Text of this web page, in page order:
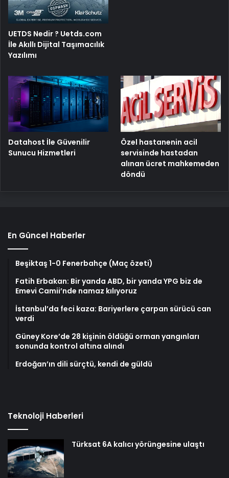
UETDS Nedir ? Uetds.com
İle Akıllı Dijital Taşımacılık
Yazılımı
Datahost İle Güvenilir
Sunucu Hizmetleri
Özel hastanenin acil
servisinde hastadan
alınan ücret mahkemeden
döndü
En Güncel Haberler
Beşiktaş 1-0 Fenerbahçe (Maç özeti)
Fatih Erbakan: Bir yanda ABD, bir yanda YPG biz de
Emevi Camii’nde namaz kılıyoruz
İstanbul’da feci kaza: Bariyerlere çarpan sürücü can
verdi
Güney Kore’de 28 kişinin öldüğü orman yangınları
sonunda kontrol altına alındı
Erdoğan’ın dili sürçtü, kendi de güldü
Teknoloji Haberleri
Türksat 6A kalıcı yörüngesine ulaştı